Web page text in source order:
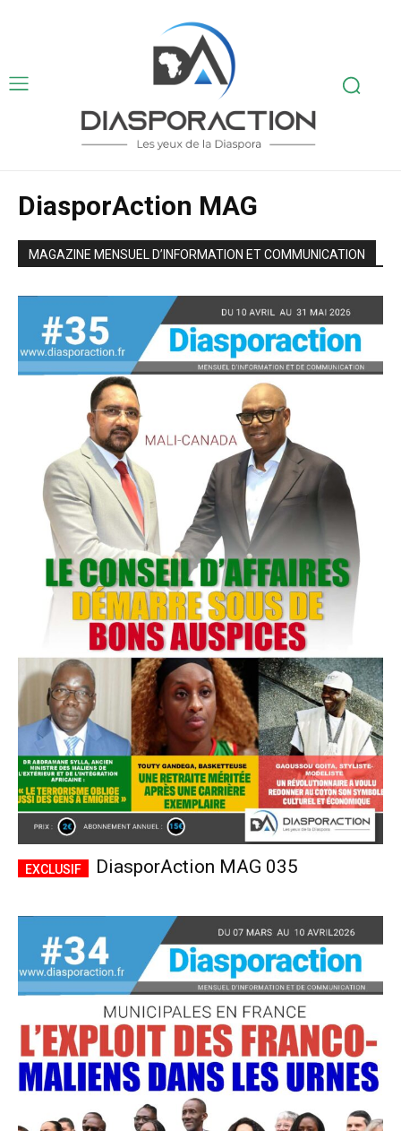
DiasporAction MAG
MAGAZINE MENSUEL D’INFORMATION ET COMMUNICATION
DiasporAction MAG 035